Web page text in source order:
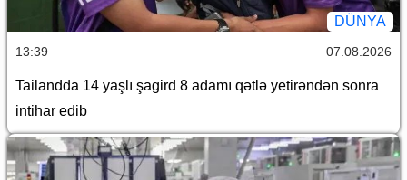
DÜNYA
13:39 07.08.2026
Tailandda 14 yaşlı şagird 8 adamı qətlə yetirəndən sonra
intihar edib